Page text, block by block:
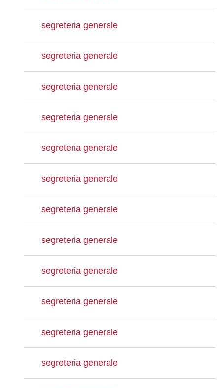
segreteria generale
segreteria generale
segreteria generale
segreteria generale
segreteria generale
segreteria generale
segreteria generale
segreteria generale
segreteria generale
segreteria generale
segreteria generale
segreteria generale